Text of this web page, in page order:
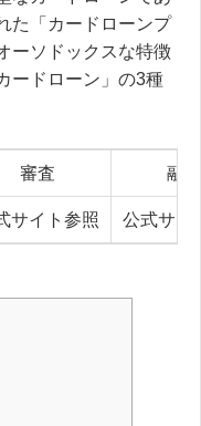
た「カードローンプ
ーソドックスな特徴
ードローン」の3種
審査 融資
サイト参照 公式サイ